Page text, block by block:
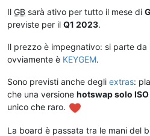
Il GB sarà ativo per tutto il mese di
previste per il Q1 2023.
Il prezzo è impegnativo: si parte da
ovviamente è KEYGEM.
Sono previsti anche degli extras:
che una versione hotswap solo ISO
unico che raro.
La board è passata tra le mani del